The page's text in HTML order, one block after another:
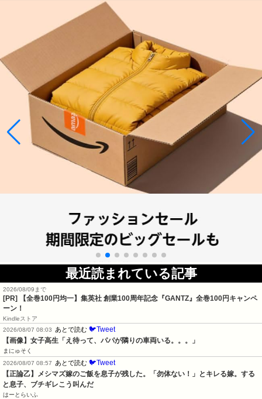
最近読まれている記事
2026/08/09まで
[PR]
【全巻100円均一】集英社 創業100周年記念『GANTZ』全巻100円キャンペ
ーン！
Kindleストア
2026/08/07 08:03
あとで読む 🐦Tweet
【画像】女子高生「え待って、パパが隣りの車両いる。。。」
まにゅそく
2026/08/07 08:57
あとで読む 🐦Tweet
【正論乙】メシマズ嫁のご飯を息子が残した。「勿体ない！」とキレる嫁。する
と息子、ブチギレこう叫んだ
はーとらいふ